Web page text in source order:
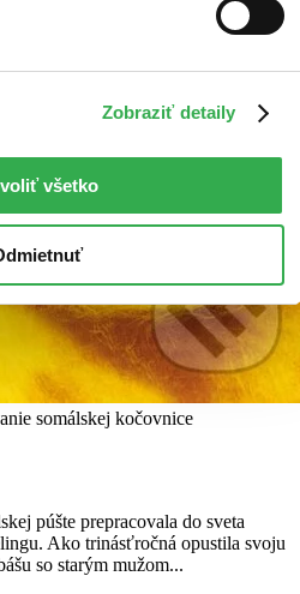
Zobraziť detaily
všetko
somálskej kočovnice
púšte prepracovala do sveta
Ako trinásťročná opustila svoju
so starým mužom...